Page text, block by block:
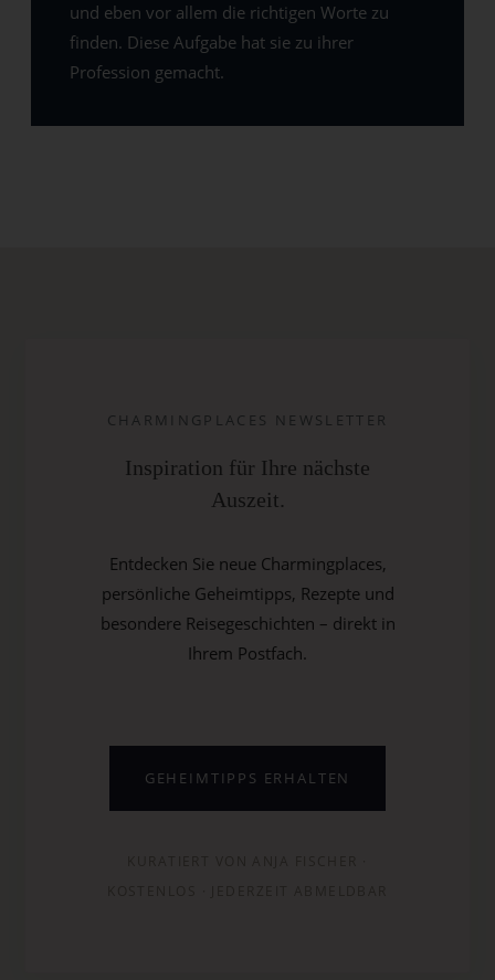
und eben vor allem die richtigen Worte zu
finden. Diese Aufgabe hat sie zu ihrer
Profession gemacht.
CHARMINGPLACES NEWSLETTER
Inspiration für Ihre nächste
Auszeit.
Entdecken Sie neue Charmingplaces,
persönliche Geheimtipps, Rezepte und
besondere Reisegeschichten – direkt in
Ihrem Postfach.
GEHEIMTIPPS ERHALTEN